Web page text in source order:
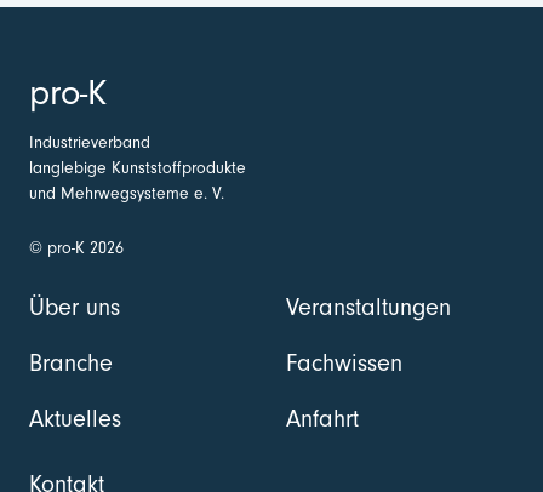
pro-K
Industrieverband
langlebige Kunststoffprodukte
und Mehrwegsysteme e. V.
© pro-K 2026
Über uns
Branche
Aktuelles
Veranstaltungen
Fachwissen
Anfahrt
Kontakt